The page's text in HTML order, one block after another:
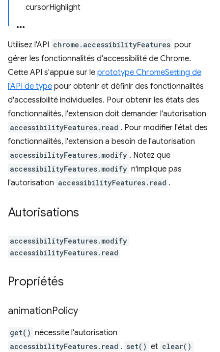
cursorHighlight
Utilisez l'API chrome.accessibilityFeatures pour
gérer les fonctionnalités d'accessibilité de Chrome.
Cette API s'appuie sur le prototype ChromeSetting de
l'API de type pour obtenir et définir des fonctionnalités
d'accessibilité individuelles. Pour obtenir les états des
fonctionnalités, l'extension doit demander l'autorisation
accessibilityFeatures.read . Pour modifier l'état des
fonctionnalités, l'extension a besoin de l'autorisation
accessibilityFeatures.modify . Notez que
accessibilityFeatures.modify n'implique pas
l'autorisation accessibilityFeatures.read .
Autorisations
accessibilityFeatures.modify
accessibilityFeatures.read
Propriétés
animationPolicy
get() nécessite l'autorisation
accessibilityFeatures.read . set() et clear()